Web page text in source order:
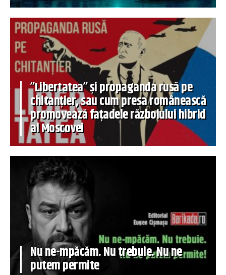
”Libertatea” și propaganda rusă pe
chitanțier, sau cum presa românească
promovează fațadele războiului hibrid
al Moscovei
Nu ne-mpăcăm. Nu trebuie. Nu ne
putem permite